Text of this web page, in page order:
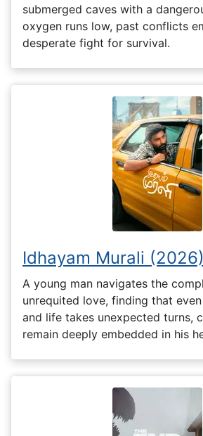
submerged caves with a
oxygen runs low, past conflicts
desperate fight for survival.
Idhayam Murali (2026)
A young man navigates the
unrequited love, finding that
and life takes unexpected turns,
remain deeply embedded in his